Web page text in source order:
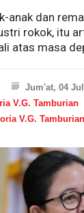
anak dan
rokok, itu
atas masa
Jum'at, 04
V.G. Tamburian
V.G. Tamburian